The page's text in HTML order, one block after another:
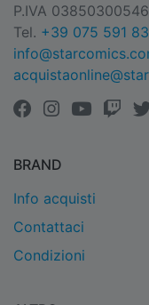
P.IVA 03850300546
Tel. +39 075 591
BRAND
Info acquisti
Contattaci
Condizioni